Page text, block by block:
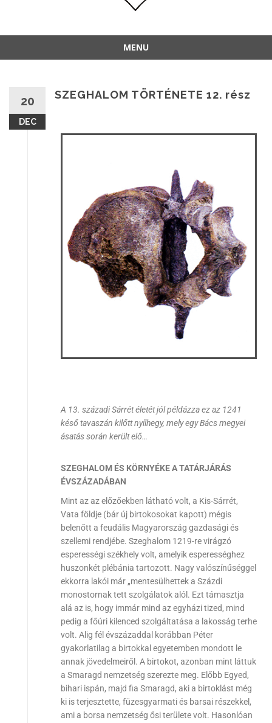
MENU
20
DEC
SZEGHALOM TÖRTÉNETE 12. rész
A 13. századi Sárrét életét jól példázza ez az 1241
késő tavaszán kilőtt nyílhegy, mely egy Bács megyei
ásatás során került elő…
SZEGHALOM ÉS KÖRNYÉKE A TATÁRJÁRÁS
ÉVSZÁZADÁBAN
Mint az az előzőekben látható volt, a Kis-Sárrét,
Vata földje (bár új birtokosokat kapott) mégis
belenőtt a feudális Magyarország gazdasági és
szellemi rendjébe. Szeghalom 1219-re virágzó
esperességi székhely volt, amelyik esperességhez
huszonkét plébánia tartozott. Nagy valószínűséggel
ekkorra lakói már „mentesülhettek a Százdi
monostornak tett szolgálatok alól. Ezt támasztja
alá az is, hogy immár mind az egyházi tized, mind
pedig a főúri kilenced szolgáltatása a lakosság terhe
volt. Alig fél évszázaddal korábban Péter
gyakorlatilag a birtokkal egyetemben mondott le
annak jövedelmeiről. A birtokot, azonban mint láttuk
a Smaragd nemzetség szerezte meg. Előbb Egyed,
bihari ispán, majd fia Smaragd, aki a birtoklást még
ki is terjesztette, füzesgyarmati és barsai részekkel,
ami a borsa nemzetség ősi területe volt. Hasonlóan